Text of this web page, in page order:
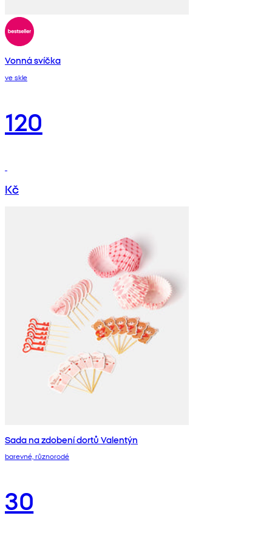
Vonná svíčka
ve skle
120
Kč
Sada na zdobení dortů Valentýn
barevné, různorodé
30